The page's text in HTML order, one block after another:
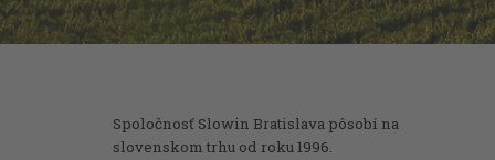
Spoločnosť Slowin Bratislava pôsobí na
slovenskom trhu od roku 1996.